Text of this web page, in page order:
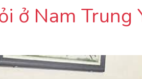
ở Nam Trung